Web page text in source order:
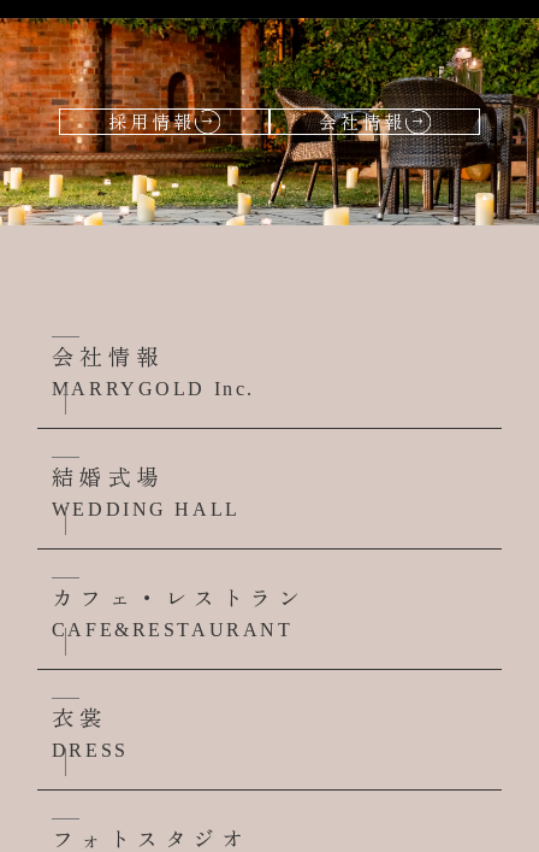
採用情報 会社情報
会社情報
MARRYGOLD Inc.
結婚式場
WEDDING HALL
カフェ・レストラン
CAFE&RESTAURANT
衣裳
DRESS
フォトスタジオ